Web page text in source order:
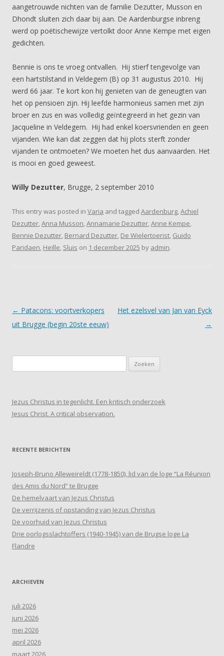
aangetrouwde nichten van de familie Dezutter, Musson en
Dhondt sluiten zich daar bij aan. De Aardenburgse inbreng
werd op poëtischewijze vertolkt door Anne Kempe met eigen
gedichten.
Bennie is ons te vroeg ontvallen. Hij stierf tengevolge van
een hartstilstand in Veldegem (B) op 31 augustus 2010. Hij
werd 66 jaar. Te kort kon hij genieten van de geneugten van
het op pensioen zijn. Hij leefde harmonieus samen met zijn
broer en zus en was volledig geïntegreerd in het gezin van
Jacqueline in Veldegem. Hij had enkel koersvrienden en geen
vijanden. Wie kan dat zeggen dat hij plots sterft zonder
vijanden te ontmoeten? We moeten het dus aanvaarden. Het
is mooi en goed geweest.
Willy Dezutter, Brugge, 2 september 2010
This entry was posted in Varia and tagged Aardenburg,Achiel
Dezutter,Anna Musson,Annamarie Dezutter,Anne Kempe,
Bennie Dezutter, Bernard Dezutter, De Wielertoerist, Guido
Paridaen, Heille, Sluis on 1 december 2025 by admin.
Post navigation
← Patacons: voortverkopers
uit Brugge (begin 20ste eeuw)
Het ezelsvel van Jan van Eyck
→
naar:
Jezus Christus in tegenlicht. Een kritisch onderzoek
Jesus Christ. A critical observation.
RECENTE BERICHTEN
Joseph-Bruno Alleweireldt (1778-1850), lid van de loge “La Réunion
des Amis du Nord” te Brugge
De hemelvaart van Jezus Christus
De verrijzenis of opstanding van Jezus Christus
De voorhuid van Jezus Christus
Drie oorlogsslachtoffers (1940-1945) van de Brugse loge La
Flandre
ARCHIEVEN
juli 2026
juni 2026
mei 2026
april 2026
maart 2026